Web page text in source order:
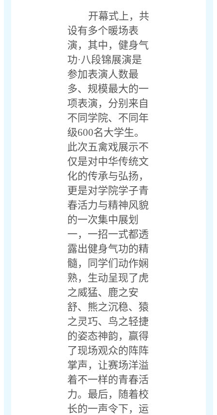
开幕式上，共
设有多个暖场表
演，其中，健身气
功·八段锦展演是
参加表演人数最
多、规模最大的一
项表演，分别来自
不同学院、不同年
级600名大学生。
此次五禽戏展示不
仅是对中华传统文
化的传承与弘扬，
更是对学院学子青
春活力与精神风貌
的一次集中展划
一，一招一式都透
露出健身气功的精
髓，同学们动作娴
熟，生动呈现了虎
之威猛、鹿之安
舒、熊之沉稳、猿
之灵巧、鸟之轻捷
的姿态神韵，赢得
了现场观众的阵阵
掌声，让赛场洋溢
着不一样的青春活
力。最后，随着校
长的一声令下，运